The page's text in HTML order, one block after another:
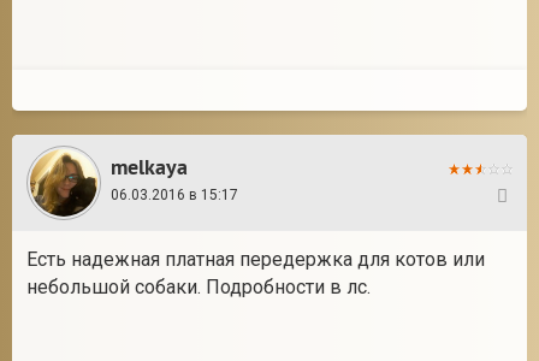
melkaya
06.03.2016 в 15:17
Есть надежная платная передержка для котов или
небольшой собаки. Подробности в лс.